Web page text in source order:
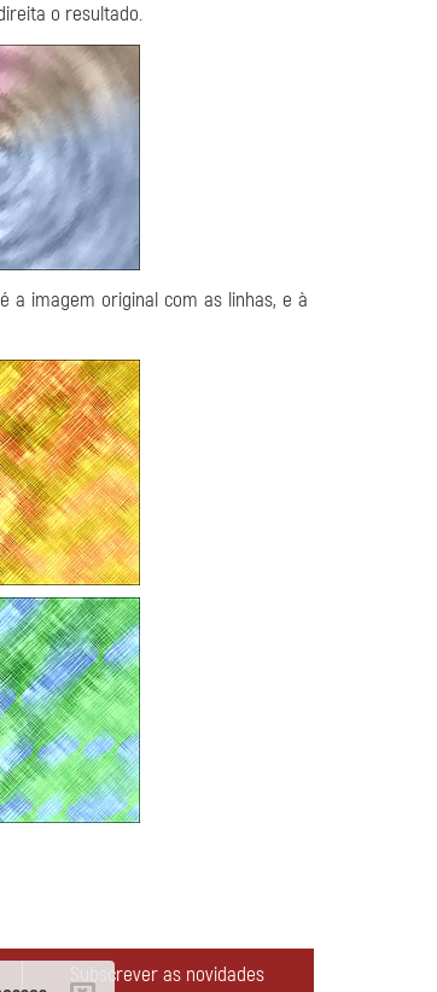
o resultado.
a imagem original com as linhas, e à
Subscrever as novidades